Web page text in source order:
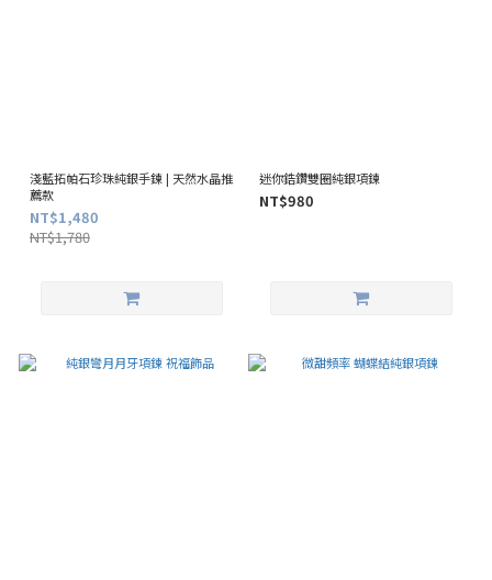
淺藍拓帕石珍珠純銀手鍊 | 天然水晶推
薦款
NT$1,480
NT$1,780
迷你鋯鑽雙圈純銀項鍊
NT$980